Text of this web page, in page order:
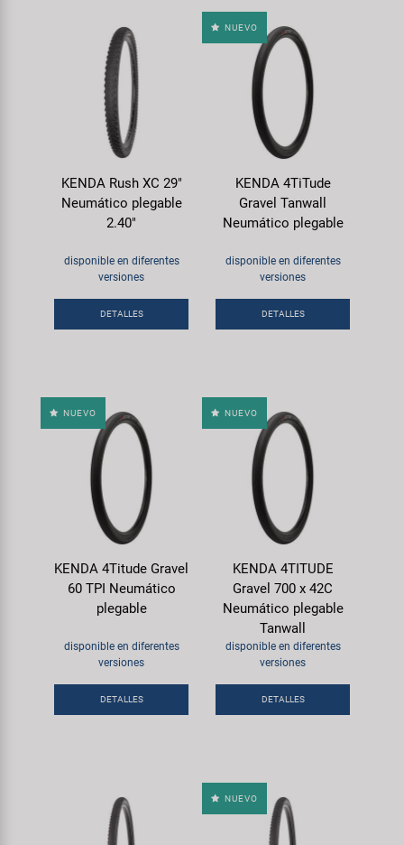
KENDA Rush XC 29"
Neumático plegable
2.40"
disponible en diferentes
versiones
DETALLES
NUEVO
KENDA 4TiTude
Gravel Tanwall
Neumático plegable
disponible en diferentes
versiones
DETALLES
NUEVO
KENDA 4Titude Gravel
60 TPI Neumático
plegable
disponible en diferentes
versiones
DETALLES
NUEVO
KENDA 4TITUDE
Gravel 700 x 42C
Neumático plegable
Tanwall
disponible en diferentes
versiones
DETALLES
NUEVO